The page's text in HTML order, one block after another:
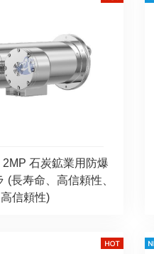
2MP 石炭鉱業用防爆
(長寿命、高信頼性、
高信頼性)